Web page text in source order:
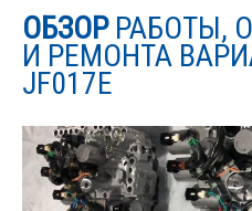
ОБЗОРРАБОТЫ,
И РЕМОНТА
JF017E